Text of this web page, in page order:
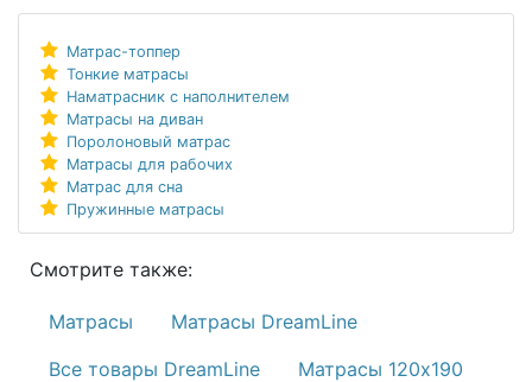
Матрас-топпер
Тонкие матрасы
Наматрасник с наполнителем
Матрасы на диван
Поролоновый матрас
Матрасы для рабочих
Матрас для сна
Пружинные матрасы
Смотрите также:
Матрасы
Матрасы DreamLine
Все товары DreamLine
Матрасы 120х190